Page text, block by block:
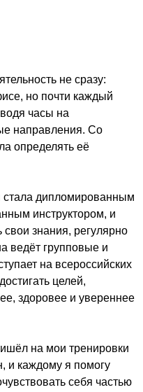
не сразу:
но почти каждый
часы на
направления. Со
определять её
дипломированным
инструктором, и
знания, регулярно
ведёт групповые и
на всероссийских
целей,
здоровее и увереннее
на мои тренировки
каждому я помогу
себя частью